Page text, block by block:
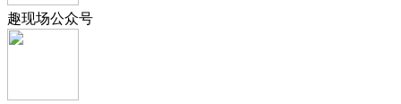
趣现场公众号